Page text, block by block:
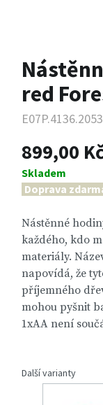
red
E07P.4136.2053
899,00
Skladem
Doprava
Nástěnné
každého, kdo
materiály.
napovídá, že
příjemného
mohou pyšnit
1xAA není
Další varianty